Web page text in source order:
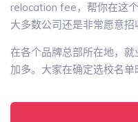
relocation fee，帮你在这
大多数公司还是非常愿意招
在各个品牌总部所在地，
加多。大家在确定选校名单